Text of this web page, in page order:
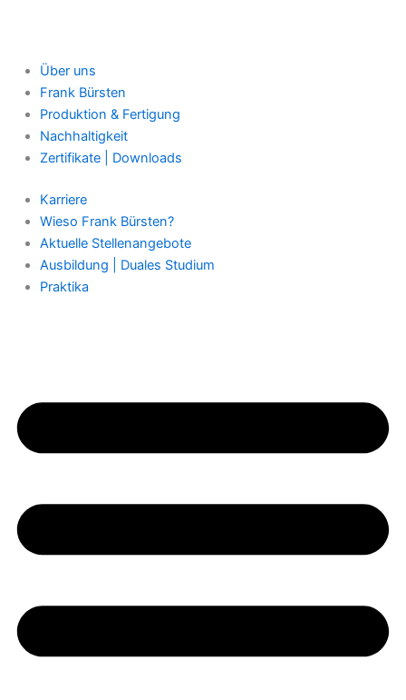
Über uns
Frank Bürsten
Produktion & Fertigung
Nachhaltigkeit
Zertifikate | Downloads
Karriere
Wieso Frank Bürsten?
Aktuelle Stellenangebote
Ausbildung | Duales Studium
Praktika